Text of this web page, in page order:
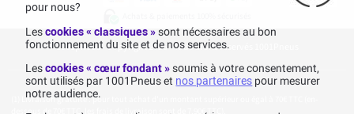
1001pneus - Copyright 2026 - Tous droits réservés 1001Pneus
Livraison gratuite : pour tout achat d'un montant supérieur ou égal à 70€ TTC (en-
dessous de 70€ TTC, les frais de livraison sont de 7,90€ TTC).
pour nous?
Lescookies « classiques »sont nécessaires au bon
fonctionnement du site et de nos services.
Lescookies « cœur fondant » soumis à votre consentement,
sont utilisés par 1001Pneus et nos partenaires pour mesurer
notre audience.